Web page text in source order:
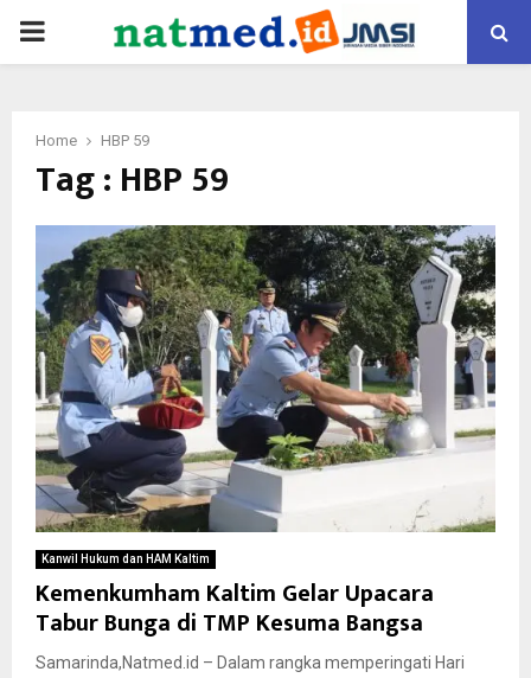
PRIMARY
Home HBP 59
Tag : HBP 59
Kanwil Hukum dan HAM Kaltim
Kemenkumham Kaltim Gelar Upacara
Tabur Bunga di TMP Kesuma Bangsa
Samarinda,Natmed.id – Dalam rangka memperingati Hari